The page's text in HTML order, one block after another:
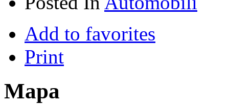
Add to favorites
Print
Mapa